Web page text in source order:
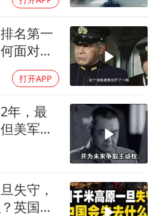
名第一
面对日
打开APP
年，最
美军做
失守，
英国人